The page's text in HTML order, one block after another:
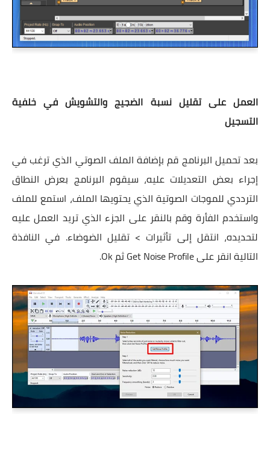
العمل على تقليل نسبة الضجيج والتشويش في خلفية
التسجيل
بعد تحميل البرنامج قم بإضافة الملف الصوتي الذي ترغب في
إجراء بعض التعديلات عليه، سيقوم البرنامج بعرض النطاق
الترددي للموجات الصوتية الذي يحتويها الملف، استمع للملف
واستخدم الفأرة وقم بالنقر على الجزء الذي تريد العمل عليه
لتحديده، انتقل إلى تأثيرات > تقليل الضوضاء. في النافذة
التالية انقر على Get Noise Profile ثم Ok.